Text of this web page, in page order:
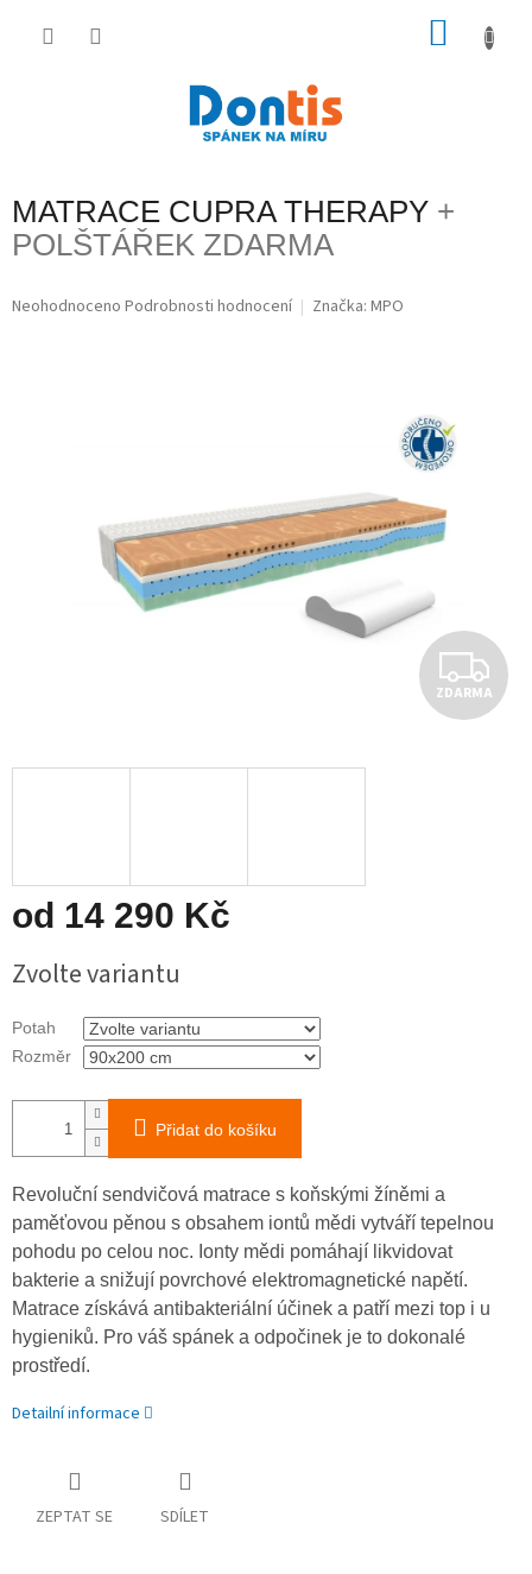
MATRACE CUPRA THERAPY +
POLŠTÁŘEK ZDARMA
Průměrné
Neohodnoceno Podrobnosti hodnocení Značka: MPO
Z
D
ZDARMA
od 14 290 Kč
cena:
Zvolte variantu
Potah
Rozměr
Přidat do košíku
Revoluční sendvičová matrace s koňskými žíněmi a
paměťovou pěnou s obsahem iontů mědi vytváří tepelnou
pohodu po celou noc. Ionty mědi pomáhají likvidovat
bakterie a snižují povrchové elektromagnetické napětí.
Matrace získává antibakteriální účinek a patří mezi top i u
hygieniků. Pro váš spánek a odpočinek je to dokonalé
prostředí.
Detailní informace
ZEPTAT SE SDÍLET